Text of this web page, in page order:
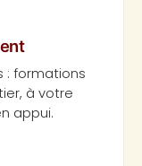
: formations
à votre
appui.